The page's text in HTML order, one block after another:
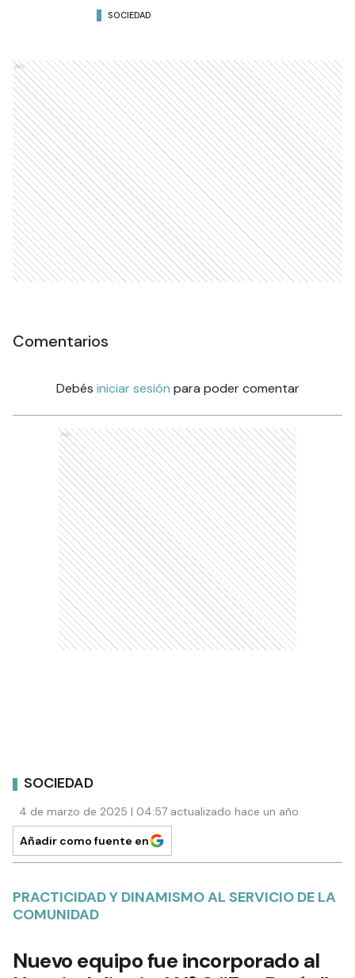
SOCIEDAD
Ads
Comentarios
Debés iniciar sesión para poder comentar
Ads
SOCIEDAD
4 de marzo de 2025 | 04:57 actualizado hace un año
Añadir como fuente en
PRACTICIDAD Y DINAMISMO AL SERVICIO DE LA
COMUNIDAD
Nuevo equipo fue incorporado al